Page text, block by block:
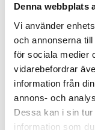
Denna webbplats
Vi använder
och annonserna
för sociala medier
vidarebefordrar
information från
annons- och
Dessa kan i sin
information som
2024-12-06
kvalitet,
centrum. På
för
uppfyller de